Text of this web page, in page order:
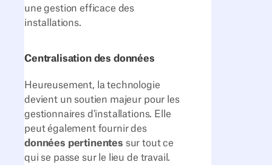
une gestion efficace des
installations.
Centralisation des données
Heureusement, la technologie
devient un soutien majeur pour les
gestionnaires d'installations. Elle
peut également fournir des
données pertinentes sur tout ce
qui se passe sur le lieu de travail.